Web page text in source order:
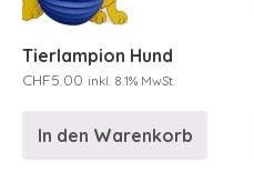
Tierlampion Hund
CHF5.00 inkl. 8.1% MwSt.
In den Warenkorb